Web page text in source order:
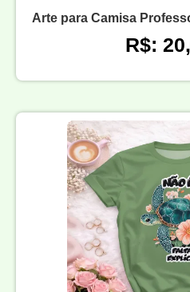
Arte para Camisa
R$: